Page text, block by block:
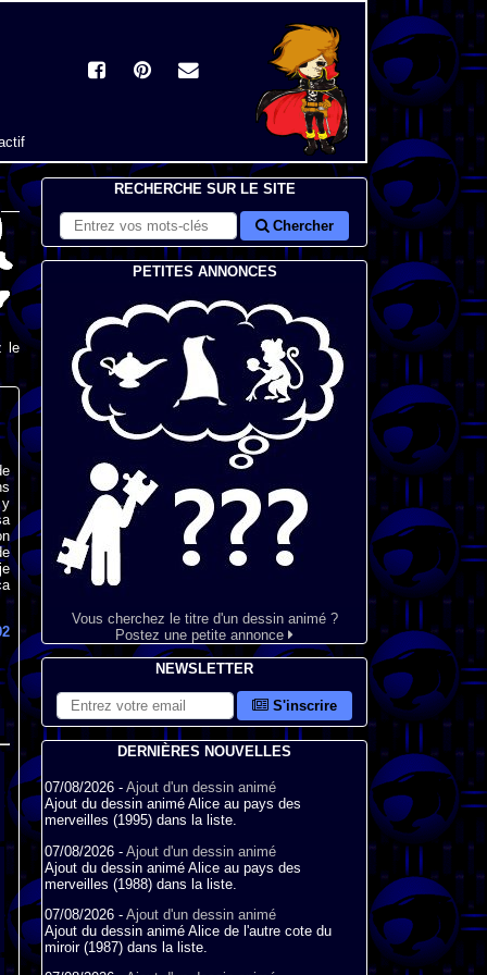
le
y
RECHERCHE SUR LE SITE
Chercher
PETITES ANNONCES
Vous cherchez le titre d'un dessin animé ?
Postez une petite annonce
NEWSLETTER
S'inscrire
DERNIÈRES NOUVELLES
07/08/2026 - Ajout d'un dessin animé
Ajout du dessin animé Alice au pays des
merveilles (1995) dans la liste.
07/08/2026 - Ajout d'un dessin animé
Ajout du dessin animé Alice au pays des
merveilles (1988) dans la liste.
07/08/2026 - Ajout d'un dessin animé
Ajout du dessin animé Alice de l'autre cote du
miroir (1987) dans la liste.